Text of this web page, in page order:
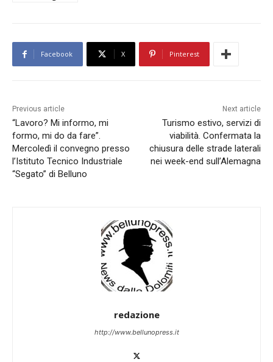
Facebook X Pinterest
Previous article
“Lavoro? Mi informo, mi
formo, mi do da fare”.
Mercoledì il convegno presso
l’Istituto Tecnico Industriale
“Segato” di Belluno
Next article
Turismo estivo, servizi di
viabilità. Confermata la
chiusura delle strade laterali
nei week-end sull’Alemagna
redazione
http://www.bellunopress.it